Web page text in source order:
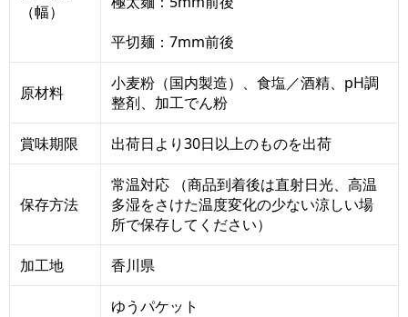
（幅）
平切麺：7mm前後
原材料
小麦粉（国内製造）、食塩／酒精、pH調
整剤、加工でん粉
賞味期限 出荷日より30日以上のものを出荷
保存方法
常温対応 （商品到着後は直射日光、高温
多湿をさけた温度変化の少ない涼しい場
所で保存してください）
加工地 香川県
ゆうパケット